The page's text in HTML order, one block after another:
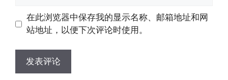
址
址
在此浏览器中保存我的显示名称、邮箱地址和网
站地址，以便下次评论时使用。